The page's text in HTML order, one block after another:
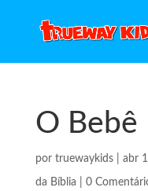
O Bebê
por truewaykids| abr
da Bíblia 0